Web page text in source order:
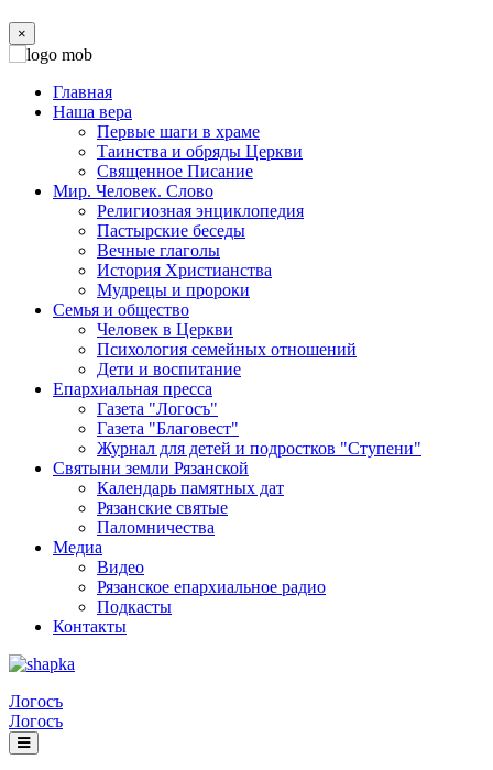
×
Главная
Наша вера
Первые шаги в храме
Таинства и обряды Церкви
Священное Писание
Мир. Человек. Слово
Религиозная энциклопедия
Пастырские беседы
Вечные глаголы
История Христианства
Мудрецы и пророки
Семья и общество
Человек в Церкви
Психология семейных отношений
Дети и воспитание
Епархиальная пресса
Газета "Логосъ"
Газета "Благовест"
Журнал для детей и подростков "Ступени"
Святыни земли Рязанской
Календарь памятных дат
Рязанские святые
Паломничества
Медиа
Видео
Рязанское епархиальное радио
Подкасты
Контакты
Логосъ
Логосъ